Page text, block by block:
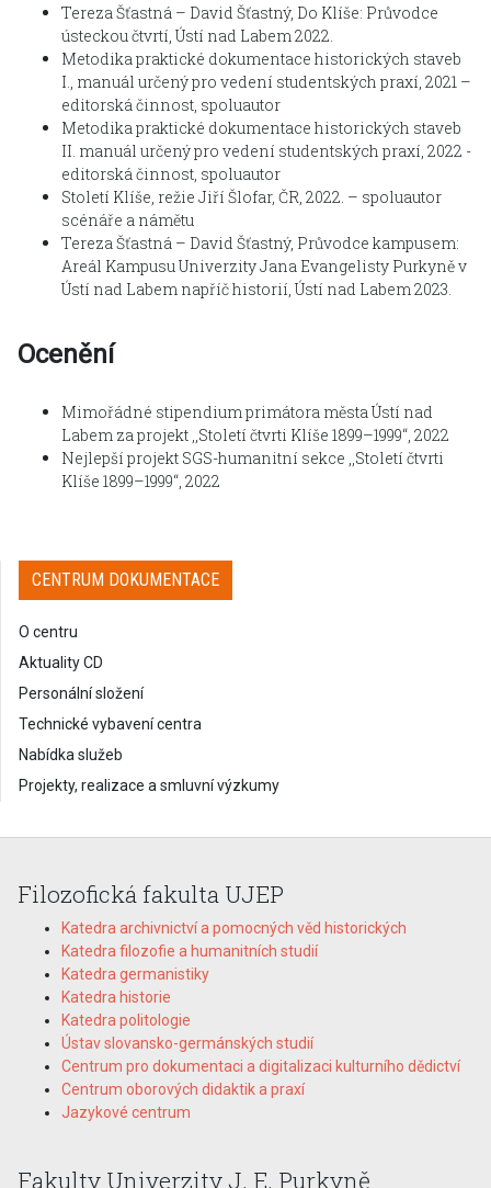
Tereza Šťastná – David Šťastný, Do Klíše: Průvodce
ústeckou čtvrtí, Ústí nad Labem 2022.
Metodika praktické dokumentace historických staveb
I., manuál určený pro vedení studentských praxí, 2021 –
editorská činnost, spoluautor
Metodika praktické dokumentace historických staveb
II. manuál určený pro vedení studentských praxí, 2022 -
editorská činnost, spoluautor
Století Klíše, režie Jiří Šlofar, ČR, 2022. – spoluautor
scénáře a námětu
Tereza Šťastná – David Šťastný, Průvodce kampusem:
Areál Kampusu Univerzity Jana Evangelisty Purkyně v
Ústí nad Labem napříč historií, Ústí nad Labem 2023.
Ocenění
Mimořádné stipendium primátora města Ústí nad
Labem za projekt ‚‚Století čtvrti Klíše 1899–1999‘‘, 2022
Nejlepší projekt SGS-humanitní sekce ‚‚Století čtvrti
Klíše 1899–1999‘‘, 2022
CENTRUM DOKUMENTACE
O centru
Aktuality CD
Personální složení
Technické vybavení centra
Nabídka služeb
Projekty, realizace a smluvní výzkumy
Filozofická fakulta UJEP
Katedra archivnictví a pomocných věd historických
Katedra filozofie a humanitních studií
Katedra germanistiky
Katedra historie
Katedra politologie
Ústav slovansko-germánských studií
Centrum pro dokumentaci a digitalizaci kulturního dědictví
Centrum oborových didaktik a praxí
Jazykové centrum
Fakulty Univerzity J. E. Purkyně